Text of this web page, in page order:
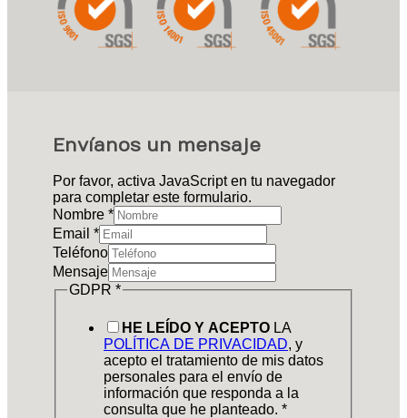
Envíanos un mensaje
Por favor, activa JavaScript en tu navegador
para completar este formulario.
Nombre *
Email *
Teléfono
Mensaje
GDPR *
HE LEÍDO Y ACEPTO LA
POLÍTICA DE PRIVACIDAD, y
acepto el tratamiento de mis datos
personales para el envío de
información que responda a la
consulta que he planteado. *